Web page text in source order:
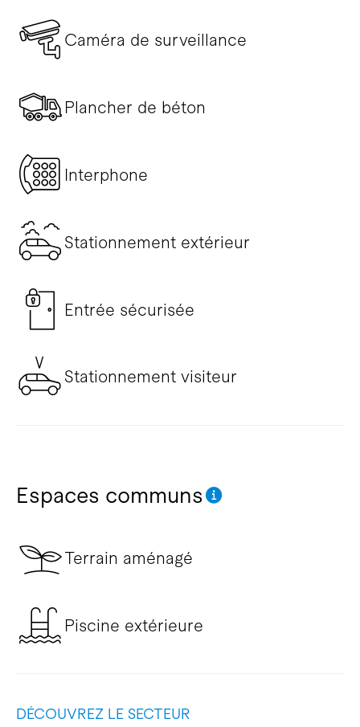
Caméra de surveillance
Plancher de béton
Interphone
Stationnement extérieur
Entrée sécurisée
Stationnement visiteur
Espaces communs
Terrain aménagé
Piscine extérieure
DÉCOUVREZ LE SECTEUR